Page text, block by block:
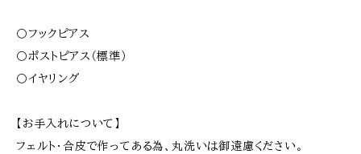
〇フックピアス
〇ポストピアス（標準）
〇イヤリング
【お手入れについて】
フェルト･合皮で作ってある為、丸洗いは御遠慮ください。